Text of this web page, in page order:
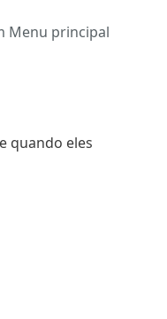
Menu principal
quando eles